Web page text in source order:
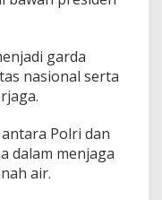
garda
nasional serta
Polri dan
dalam menjaga
air.